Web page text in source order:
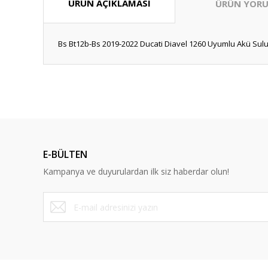
ÜRÜN AÇIKLAMASI ÜRÜN
Bs Bt12b-Bs 2019-2022 Ducati Diavel 1260 Uyumlu Akü
Ürün bilgilerinde hatalar bulunuyor.
Ürün fiyatı diğer sitelerden daha pahalı.
Bu ürüne benzer farklı alternatifler olmalı.
E-BÜLTEN
Kampanya ve duyurulardan ilk siz haberdar olun!